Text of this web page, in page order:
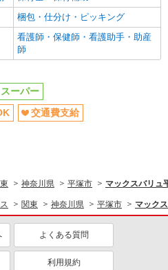
梱包・仕分け・ピッキング
看護師・保健師・看護助手・助産
師
ーパー
交通費支給
神奈川県 平塚市 マックスバリュ
関東 神奈川県 平塚市 マック
よくある質問
利用規約